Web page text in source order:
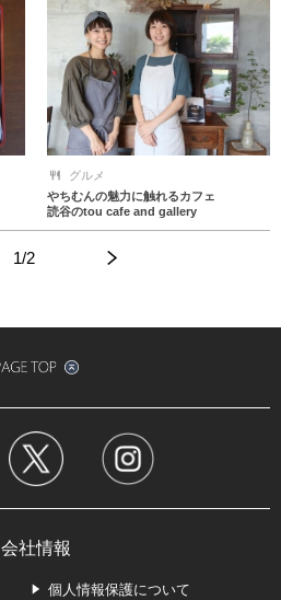
グルメ
やちむんの魅力に触れるカフェ
読谷のtou cafe and gallery
1/2
会社情報
個人情報保護について